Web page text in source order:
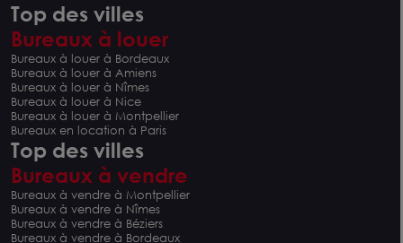
Top des villes
Bureaux à louer
Bureaux à louer à Bordeaux
Bureaux à louer à Amiens
Bureaux à louer à Nîmes
Bureaux à louer à Nice
Bureaux à louer à Montpellier
Bureaux en location à Paris
Top des villes
Bureaux à vendre
Bureaux à vendre à Montpellier
Bureaux à vendre à Nîmes
Bureaux à vendre à Béziers
Bureaux à vendre à Bordeaux